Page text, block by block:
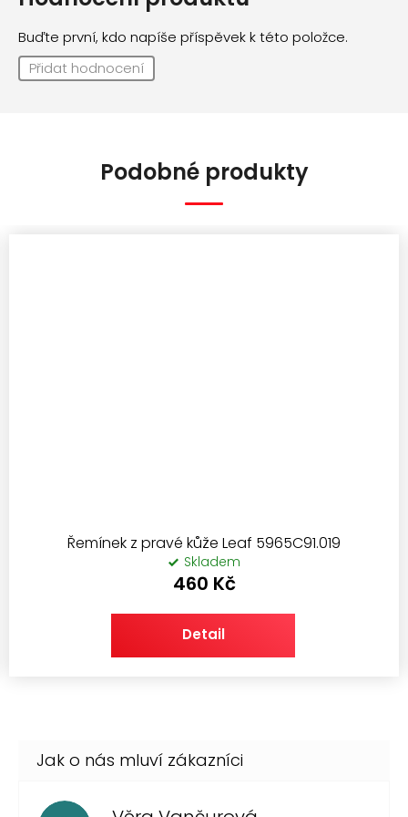
Buďte první, kdo napíše příspěvek k této položce.
Přidat hodnocení
Podobné produkty
Řemínek z pravé kůže Leaf 5965C91.019
Skladem
460 Kč
Detail